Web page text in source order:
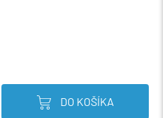
DO KOŠÍKA